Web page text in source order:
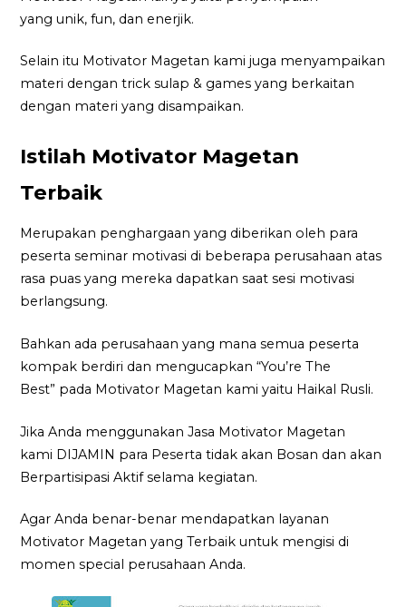
yang unik, fun, dan enerjik.
Selain itu Motivator Magetan kami juga menyampaikan
materi dengan trick sulap & games yang berkaitan
dengan materi yang disampaikan.
Istilah Motivator Magetan
Terbaik
Merupakan penghargaan yang diberikan oleh para
peserta seminar motivasi di beberapa perusahaan atas
rasa puas yang mereka dapatkan saat sesi motivasi
berlangsung.
Bahkan ada perusahaan yang mana semua peserta
kompak berdiri dan mengucapkan “You’re The
Best” pada Motivator Magetan kami yaitu Haikal Rusli.
Jika Anda menggunakan Jasa Motivator Magetan
kami DIJAMIN para Peserta tidak akan Bosan dan akan
Berpartisipasi Aktif selama kegiatan.
Agar Anda benar-benar mendapatkan layanan
Motivator Magetan yang Terbaik untuk mengisi di
momen special perusahaan Anda.